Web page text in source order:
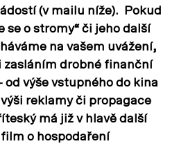
(v mailu níže). Pokud
se o stromy“ či jeho další
na vašem uvážení,
drobné finanční
od výše vstupného do kina
reklamy či propagace
má již v hlavě další
o hospodaření